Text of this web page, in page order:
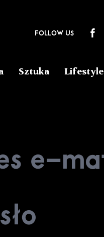
FOLLOW US
Sztuka Lifestyle